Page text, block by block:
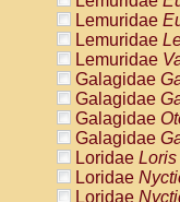
Atelidae
Atelidae
Atelidae
Atelidae
Atelidae
Atelidae
Atelidae
Atelidae
Atelidae
Pitheciidae
Lemuridae
Lemuridae
Lemuridae
Galagidae
Galagidae
Galagidae
Galagidae
Loridae Loris
Loridae
Loridae